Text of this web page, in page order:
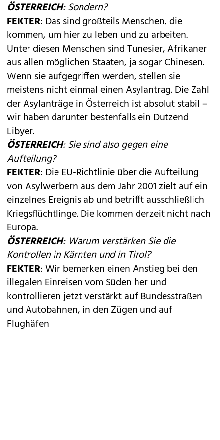
ÖSTERREICH: Sondern?
FEKTER: Das sind großteils Menschen, die
kommen, um hier zu leben und zu arbeiten.
Unter diesen Menschen sind Tunesier, Afrikaner
aus allen möglichen Staaten, ja sogar Chinesen.
Wenn sie aufgegriffen werden, stellen sie
meistens nicht einmal einen Asylantrag. Die Zahl
der Asylanträge in Österreich ist absolut stabil –
wir haben darunter bestenfalls ein Dutzend
Libyer.
ÖSTERREICH: Sie sind also gegen eine
Aufteilung?
FEKTER: Die EU-Richtlinie über die Aufteilung
von Asylwerbern aus dem Jahr 2001 zielt auf ein
einzelnes Ereignis ab und betrifft ausschließlich
Kriegsflüchtlinge. Die kommen derzeit nicht nach
Europa.
ÖSTERREICH: Warum verstärken Sie die
Kontrollen in Kärnten und in Tirol?
FEKTER: Wir bemerken einen Anstieg bei den
illegalen Einreisen vom Süden her und
kontrollieren jetzt verstärkt auf Bundesstraßen
und Autobahnen, in den Zügen und auf
Flughäfen